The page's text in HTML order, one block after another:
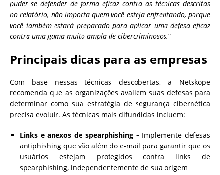
puder se defender de forma eficaz contra as técnicas descritas
no relatório, não importa quem você esteja enfrentando, porque
você também estará preparado para aplicar uma defesa eficaz
contra uma gama muito ampla de cibercriminosos.“
Principais dicas para as empresas
Com base nessas técnicas descobertas, a Netskope
recomenda que as organizações avaliem suas defesas para
determinar como sua estratégia de segurança cibernética
precisa evoluir. As técnicas mais difundidas incluem:
Links e anexos de spearphishing –Implemente defesas
antiphishing que vão além do e-mail para garantir que os
usuários estejam protegidos contra links de
spearphishing, independentemente de sua origem